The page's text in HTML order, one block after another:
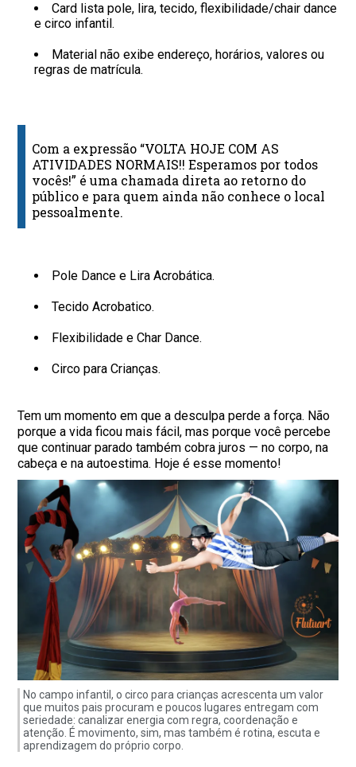
Card lista pole, lira, tecido, flexibilidade/chair dance
e circo infantil.
Material não exibe endereço, horários, valores ou
regras de matrícula.
Com a expressão “VOLTA HOJE COM AS
ATIVIDADES NORMAIS!! Esperamos por todos
vocês!” é uma chamada direta ao retorno do
público e para quem ainda não conhece o local
pessoalmente.
Pole Dance e Lira Acrobática.
Tecido Acrobatico.
Flexibilidade e Char Dance.
Circo para Crianças.
Tem um momento em que a desculpa perde a força. Não
porque a vida ficou mais fácil, mas porque você percebe
que continuar parado também cobra juros — no corpo, na
cabeça e na autoestima. Hoje é esse momento!
No campo infantil, o circo para crianças acrescenta um valor
que muitos pais procuram e poucos lugares entregam com
seriedade: canalizar energia com regra, coordenação e
atenção. É movimento, sim, mas também é rotina, escuta e
aprendizagem do próprio corpo.